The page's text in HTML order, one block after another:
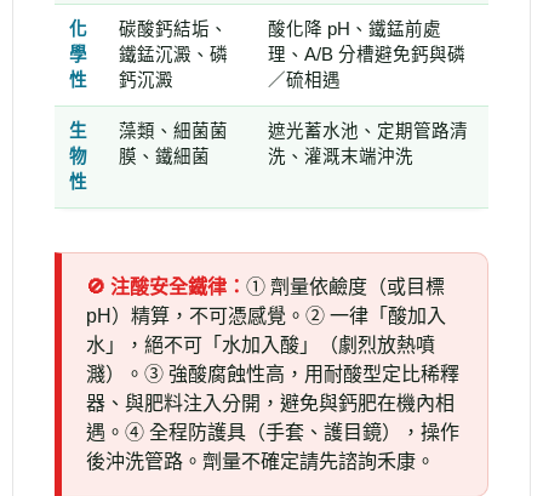
化
學
性
碳酸鈣結垢、
鐵錳沉澱、磷
鈣沉澱
酸化降 pH、鐵錳前處
理、A/B 分槽避免鈣與磷
／硫相遇
生
物
性
藻類、細菌菌
膜、鐵細菌
遮光蓄水池、定期管路清
洗、灌溉末端沖洗
🚫 注酸安全鐵律： ① 劑量依鹼度（或目標
pH）精算，不可憑感覺。② 一律「酸加入
水」，絕不可「水加入酸」（劇烈放熱噴
濺）。③ 強酸腐蝕性高，用耐酸型定比稀釋
器、與肥料注入分開，避免與鈣肥在機內相
遇。④ 全程防護具（手套、護目鏡），操作
後沖洗管路。劑量不確定請先諮詢禾康。